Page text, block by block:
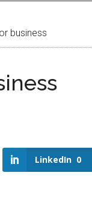
business
LinkedIn 0